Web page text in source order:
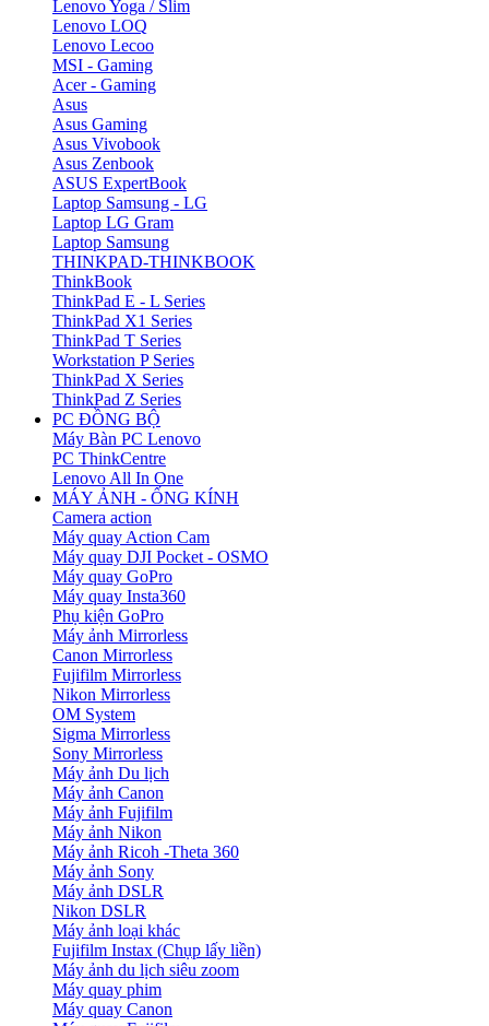
Lenovo Yoga / Slim
Lenovo LOQ
Lenovo Lecoo
MSI - Gaming
Acer - Gaming
Asus
Asus Gaming
Asus Vivobook
Asus Zenbook
ASUS ExpertBook
Laptop Samsung - LG
Laptop LG Gram
Laptop Samsung
THINKPAD-THINKBOOK
ThinkBook
ThinkPad E - L Series
ThinkPad X1 Series
ThinkPad T Series
Workstation P Series
ThinkPad X Series
ThinkPad Z Series
PC ĐỒNG BỘ
Máy Bàn PC Lenovo
PC ThinkCentre
Lenovo All In One
MÁY ẢNH - ỐNG KÍNH
Camera action
Máy quay Action Cam
Máy quay DJI Pocket - OSMO
Máy quay GoPro
Máy quay Insta360
Phụ kiện GoPro
Máy ảnh Mirrorless
Canon Mirrorless
Fujifilm Mirrorless
Nikon Mirrorless
OM System
Sigma Mirrorless
Sony Mirrorless
Máy ảnh Du lịch
Máy ảnh Canon
Máy ảnh Fujifilm
Máy ảnh Nikon
Máy ảnh Ricoh -Theta 360
Máy ảnh Sony
Máy ảnh DSLR
Nikon DSLR
Máy ảnh loại khác
Fujifilm Instax (Chụp lấy liền)
Máy ảnh du lịch siêu zoom
Máy quay phim
Máy quay Canon